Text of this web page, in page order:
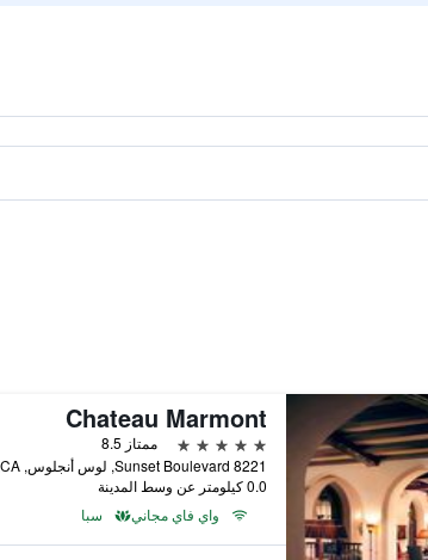
Chateau Marmont
5 نجوم
ممتاز 8.5
0.0 كيلومتر عن وسط المدينة
واي فاي مجاني
سبا